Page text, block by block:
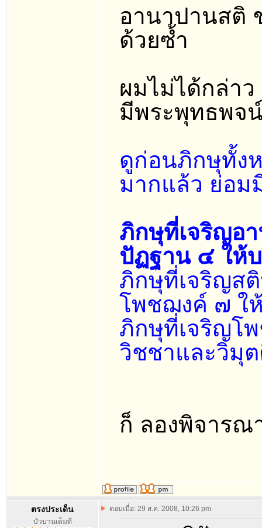
อานาปานสติ
ด้วยซ้ำ
ผมไม่ได้กล่าว
มีพระพุทธพจ
ดูก่อนภิกษุทั้ง
มากแล้ว ย่อม
ภิกษุที่เจริญอ
ปัฏฐาน ๔ ให้
ภิกษุที่เจริญส
โพชฌงค์ ๗ ใ
ภิกษุที่เจริญโ
วิชชาและวิมุ
ก็ ลองพิจารณ
ตรงประเด็น
บัวบานเต็มที่
ตอบเมื่อ: 29 ส.ค. 2008, 10:26 pm